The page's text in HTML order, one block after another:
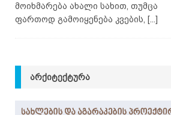
მოიხმარება ახალი სახით, თუმცა
ფართოდ გამოიყენება კვების,
[...]
ᲐᲠᲥᲘᲢᲔᲥᲢᲣᲠᲐ